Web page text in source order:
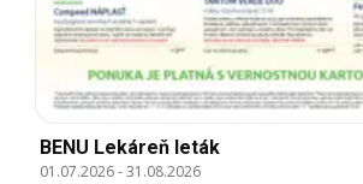
BENU Lekáreň leták
01.07.2026-31.08.2026